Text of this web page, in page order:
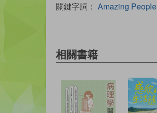
關鍵字詞： Amazing People
相關書籍